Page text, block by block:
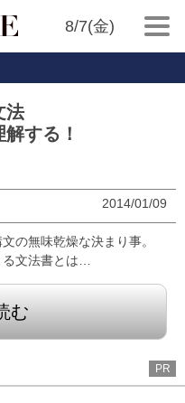
8/7(金)
法
する！
2014/01/09
の無味乾燥な決まり事。
文法書とは…
む
PR